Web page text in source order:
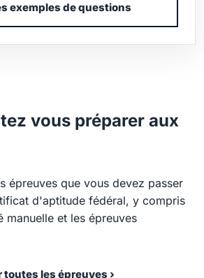
exemples de questions
vous préparer aux
épreuves que vous devez passer
d'aptitude fédéral, y compris
manuelle et les épreuves
toutes les épreuves ›